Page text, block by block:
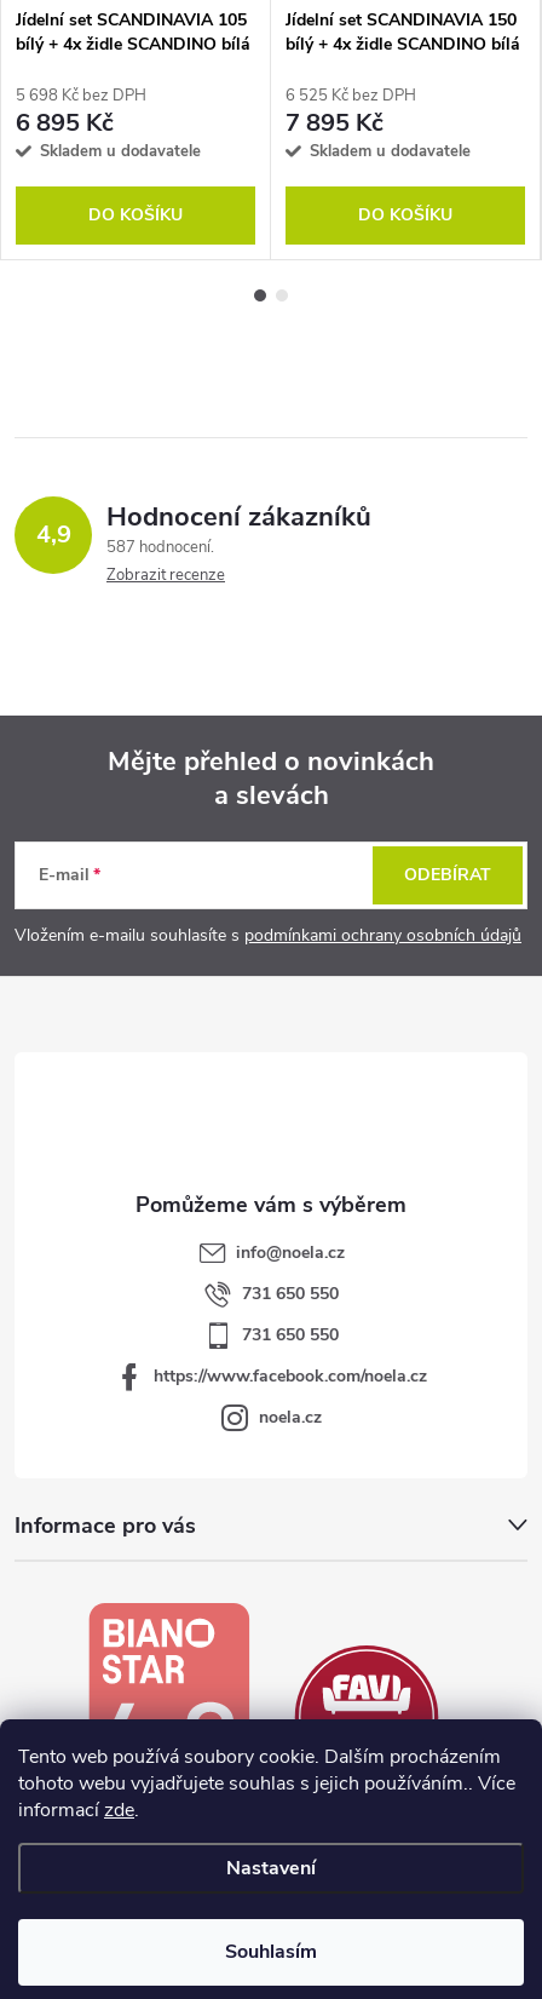
Tento web používá soubory cookie. Dalším procházením
tohoto webu vyjadřujete souhlas s jejich používáním.. Více
informacízde.
Nastavení
Souhlasím
Jídelní set SCANDINAVIA 105
bílý + 4x židle SCANDINO bílá
5 698 Kč bez DPH
6 895 Kč
Skladem u dodavatele
DO KOŠÍKU
Jídelní set SCANDINAVIA 150
bílý + 4x židle SCANDINO bílá
6 525 Kč bez DPH
7 895 Kč
Skladem u dodavatele
DO KOŠÍKU
4,9 Hodnocení zákazníků
587 hodnocení
Zobrazit recenze
p
a
Mějte přehled o novinkách
a slevách
E-mail
Vložením e-mailu souhlasíte s podmínkami ochrany osobních údajů
ODEBÍRAT
Informace pro vás
info@noela.cz
731 650 550
731 650 550
https://www.facebook.com/noela.cz
noela.cz
Vytvořil Shoptet
. Všechna práva vyhrazena.
cookies